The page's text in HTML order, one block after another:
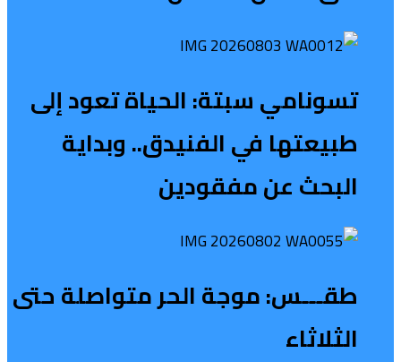
تسونامي سبتة: الحياة تعود إلى
طبيعتها في الفنيدق.. وبداية
البحث عن مفقودين
طقـــس: موجة الحر متواصلة حتى
الثلاثاء